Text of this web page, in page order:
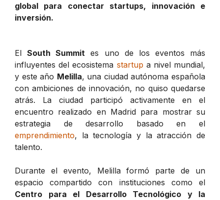
global para conectar startups, innovación e
inversión.
ElSouth Summit es uno de los eventos más
influyentes del ecosistema startup a nivel mundial,
y este año Melilla, una ciudad autónoma española
con ambiciones de innovación, no quiso quedarse
atrás. La ciudad participó activamente en el
encuentro realizado en Madrid para mostrar su
estrategia de desarrollo basado en el
emprendimiento, la tecnología y la atracción de
talento.
Durante el evento, Melilla formó parte de un
espacio compartido con instituciones como el
Centro para el Desarrollo Tecnológico y la